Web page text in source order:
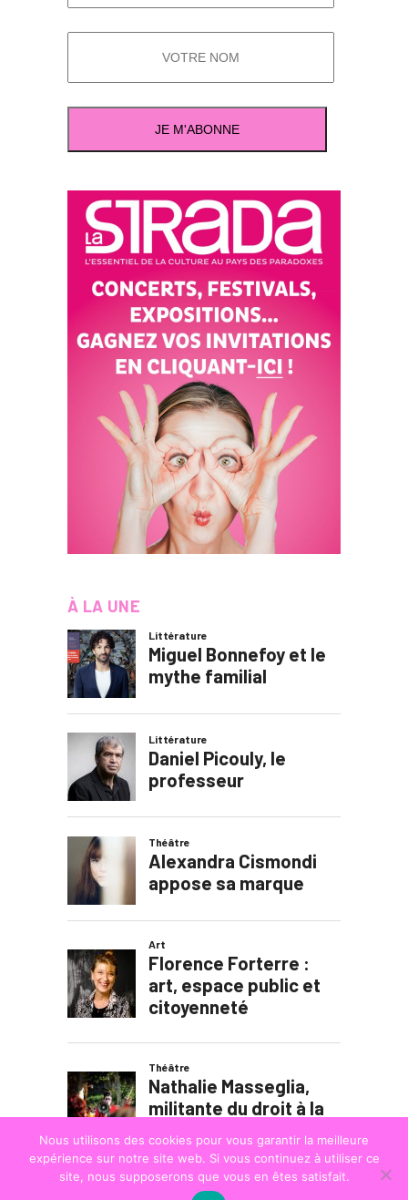
À LA UNE
Nous utilisons des cookies pour vous garantir la meilleure
expérience sur notre site web. Si vous continuez à utiliser ce
site, nous supposerons que vous en êtes satisfait.